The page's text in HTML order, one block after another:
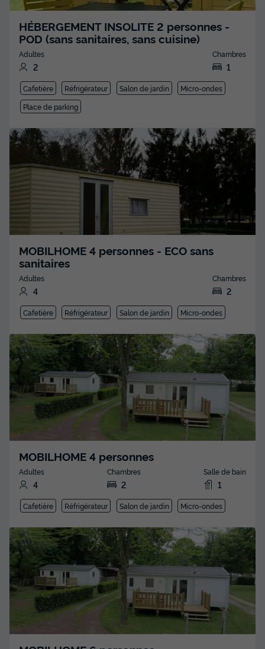
HÉBERGEMENT INSOLITE 2 personnes -
POD (sans sanitaires, sans cuisine)
Adultes
2
Chambres
1
Cafetière Réfrigérateur Salon de jardin
Micro-ondes
Place de parking
MOBILHOME 4 personnes - ECO sans
sanitaires
Adultes
4
Chambres
2
Cafetière Réfrigérateur Salon de jardin Micro-ondes
MOBILHOME 4 personnes
Adultes
4
Chambres
2
Salle de bain
1
Cafetière Réfrigérateur Salon de jardin Micro-ondes